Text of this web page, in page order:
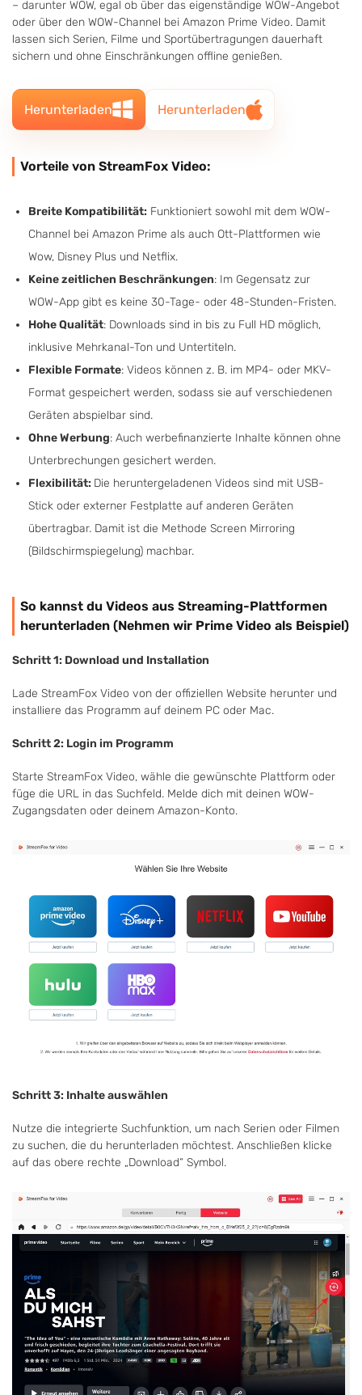
– darunter WOW, egal ob über das eigenständige WOW-Angebot
oder über den WOW-Channel bei Amazon Prime Video. Damit
lassen sich Serien, Filme und Sportübertragungen dauerhaft
sichern und ohne Einschränkungen offline genießen.
Herunterladen Herunterladen
Vorteile von StreamFox Video:
Breite Kompatibilität: Funktioniert sowohl mit dem WOW-
Channel bei Amazon Prime als auch Ott-Plattformen wie
Wow, Disney Plus und Netflix.
Keine zeitlichen Beschränkungen: Im Gegensatz zur
WOW-App gibt es keine 30-Tage- oder 48-Stunden-Fristen.
Hohe Qualität: Downloads sind in bis zu Full HD möglich,
inklusive Mehrkanal-Ton und Untertiteln.
Flexible Formate: Videos können z. B. im MP4- oder MKV-
Format gespeichert werden, sodass sie auf verschiedenen
Geräten abspielbar sind.
Ohne Werbung: Auch werbefinanzierte Inhalte können ohne
Unterbrechungen gesichert werden.
Flexibilität: Die heruntergeladenen Videos sind mit USB-
Stick oder externer Festplatte auf anderen Geräten
übertragbar. Damit ist die Methode Screen Mirroring
(Bildschirmspiegelung) machbar.
So kannst du Videos aus Streaming-Plattformen
herunterladen (Nehmen wir Prime Video als Beispiel)
Schritt 1: Download und Installation
Lade StreamFox Video von der offiziellen Website herunter und
installiere das Programm auf deinem PC oder Mac.
Schritt 2: Login im Programm
Starte StreamFox Video, wähle die gewünschte Plattform oder
füge die URL in das Suchfeld. Melde dich mit deinen WOW-
Zugangsdaten oder deinem Amazon-Konto.
Schritt 3: Inhalte auswählen
Nutze die integrierte Suchfunktion, um nach Serien oder Filmen
zu suchen, die du herunterladen möchtest. Anschließen klicke
auf das obere rechte „Download“ Symbol.